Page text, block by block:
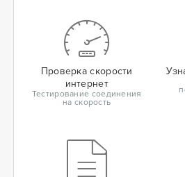
Проверка скорости
интернет
Тестирование соединения
на скорость